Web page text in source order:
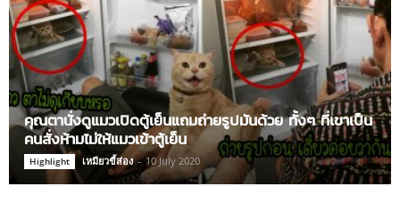
คุณตานั่งดูแมวเปิดตู้เย็นแถมถ่ายรูปมันด้วย ทั้งๆ ที่เขาเป็น
คนสั่งห้ามไม่ให้แมวเข้าตู้เย็น
Highlight เหมียวขี้ส่อง - 10 July 2020